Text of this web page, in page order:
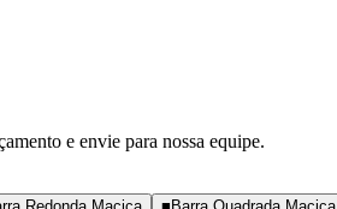
e envie para nossa equipe.